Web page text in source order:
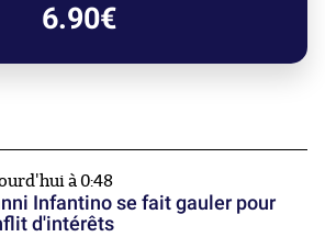
6.90€
à 0:48
Infantino se fait gauler pour
d'intérêts